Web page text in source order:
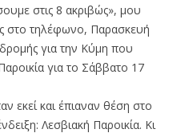
στις 8 ακριβώς», μου
στο τηλέφωνο, Παρασκευή
για την Κύμη που
για το Σάββατο 17
εκεί και έπιαναν θέση στο
Λεσβιακή Παροικία. Κι